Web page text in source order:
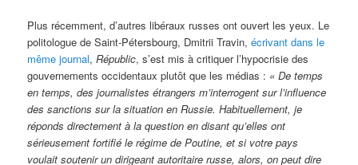
Plus récemment, d’autres libéraux russes ont ouvert les yeux. Le
politologue de Saint-Pétersbourg, Dmitrii Travin,écrivant dans le
même journal,Républic, s’est mis à critiquer l’hypocrisie des
gouvernements occidentaux plutôt que les médias : «De temps
en temps, des journalistes étrangers m’interrogent sur l’influence
des sanctions sur la situation en Russie. Habituellement, je
réponds directement à la question en disant qu’elles ont
sérieusement fortifié le régime de Poutine, et si votre pays
voulait soutenir un dirigeant autoritaire russe, alors, on peut dire